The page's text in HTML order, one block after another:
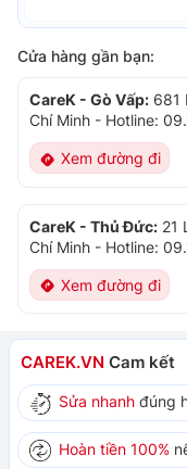
Cửa hàng gần bạn:
CareK - Gò Vấp: 681
Chí Minh - Hotline:
Xem đường đi
CareK - Thủ Đức: 21
Chí Minh - Hotline:
Xem đường đi
CAREK.VN Cam kết
Sửa nhanh đúng
Hoàn tiền 100%